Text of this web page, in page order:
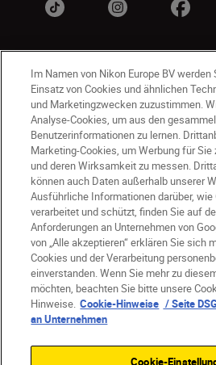
DE Nikon Sites
Kontakt
Datenschutzhinweis
Nutzungsbedingungen
Geschäftsbedingungen des
Cookie-Hinweise
Cookie-Einstellungen
© 2026 Nikon
Im Namen von Nikon Europe BV werden
Einsatz von Cookies und ähnlichen
und Marketingzwecken zuzustimmen.
Analyse-Cookies, um aus den
Benutzerinformationen zu lernen.
Marketing-Cookies, um Werbung für
und deren Wirksamkeit zu messen.
können auch Daten außerhalb unserer
Ausführliche Informationen darüber, wie
verarbeitet und schützt, finden Sie auf
Anforderungen an Unternehmen von
von „Alle akzeptieren“ erklären Sie sich
Cookies und der Verarbeitung
einverstanden. Wenn Sie mehr zu
möchten, beachten Sie bitte unsere
Hinweise. Cookie-Hinweise / Seite
an Unternehmen
Cookie-